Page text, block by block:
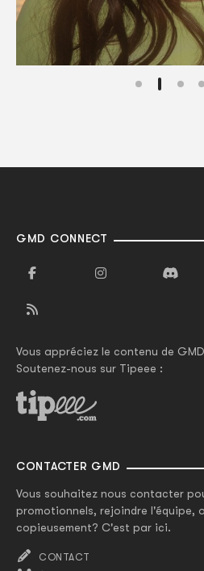
GMD CONNECT
Vous appréciez le contenu de
Soutenez-nous sur Tipeee :
CONTACTER GMD
Vous souhaitez nous contacter
promotionnels, rejoindre l'équipe,
copieusement? C'est par ici.
CONTACT